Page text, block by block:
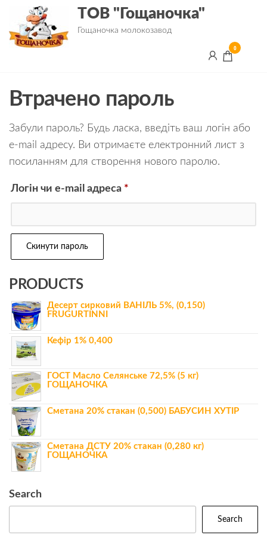
ТОВ "Гощаночка"
Гощаночка молокозавод
0
Втрачено пароль
Забули пароль? Будь ласка, введіть ваш логін або
e-mail адресу. Ви отримаєте електронний лист з
посиланням для створення нового паролю.
Логін чи e-mail адреса *
Скинути пароль
PRODUCTS
Десерт сирковий ВАНІЛЬ 5%, (0,150)
FRUGURTINNI
Кефір 1% 0,400
ГОСТ Масло Селянське 72,5% (5 кг)
ГОЩАНОЧКА
Сметана 20% стакан (0,500) БАБУСИН ХУТІР
Сметана ДСТУ 20% стакан (0,280 кг)
ГОЩАНОЧКА
Search
Search